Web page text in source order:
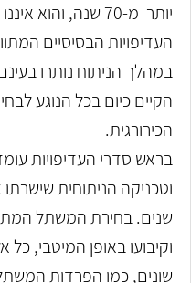
יותר מ-70 שנה,
העדיפויות הבסיסיים
במהלך הניתוח נותרו
הקיים כיום בכל הנוגע
הכירורגית.
בראש סדרי העדיפויות
וטכניקה הניתוחית
שנים. בחירת המשתל
וקיבועו באופן המיטבי, כל
שונים, כמו הפרדות